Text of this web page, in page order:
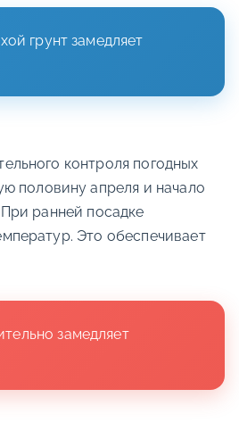
грунт замедляет
контроля погодных
половину апреля и начало
При ранней посадке
Это обеспечивает
замедляет